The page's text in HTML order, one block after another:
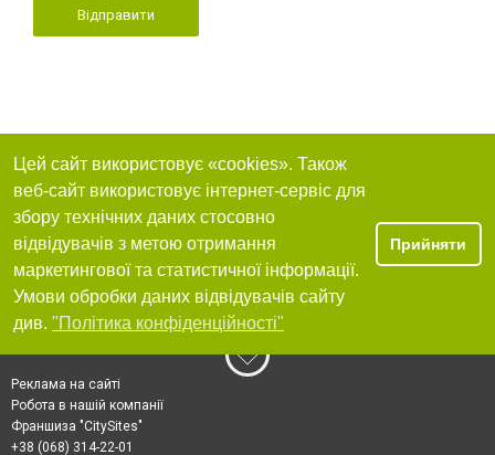
Відправити
Цей сайт використовує «cookies». Також
веб-сайт використовує інтернет-сервіс для
збору технічних даних стосовно
відвідувачів з метою отримання
маркетингової та статистичної інформації.
Умови обробки даних відвідувачів сайту
див. "Політика конфіденційності"
Прийняти
Реклама на сайті
Робота в нашій компанії
Франшиза "CitySites"
+38 (068) 314-22-01